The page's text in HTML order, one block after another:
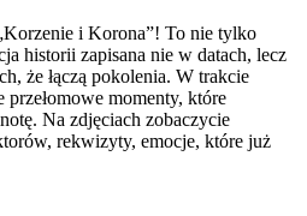
i Korona”! To nie tylko
historii zapisana nie w datach, lecz
że łączą pokolenia. W trakcie
momenty, które
Na zdjęciach zobaczycie
rekwizyty, emocje, które już